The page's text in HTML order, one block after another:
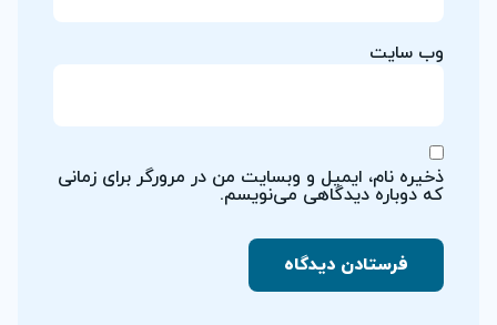
وب‌ سایت
ذخیره نام، ایمیل و وبسایت من در مرورگر برای زمانی
که دوباره دیدگاهی می‌نویسم.